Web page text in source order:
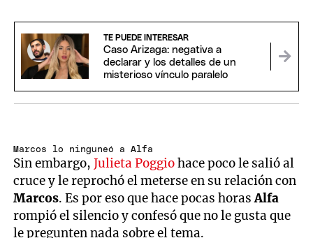
TE PUEDE INTERESAR
Caso Arizaga: negativa a
declarar y los detalles de un
misterioso vínculo paralelo
Marcos lo ninguneó a Alfa
Sin embargo,Julieta Poggiohace poco le salió al
cruce y le reprochó el meterse en su relación con
Marcos. Es por eso que hace pocas horasAlfa
rompió el silencio y confesó que no le gusta que
le pregunten nada sobre el tema.